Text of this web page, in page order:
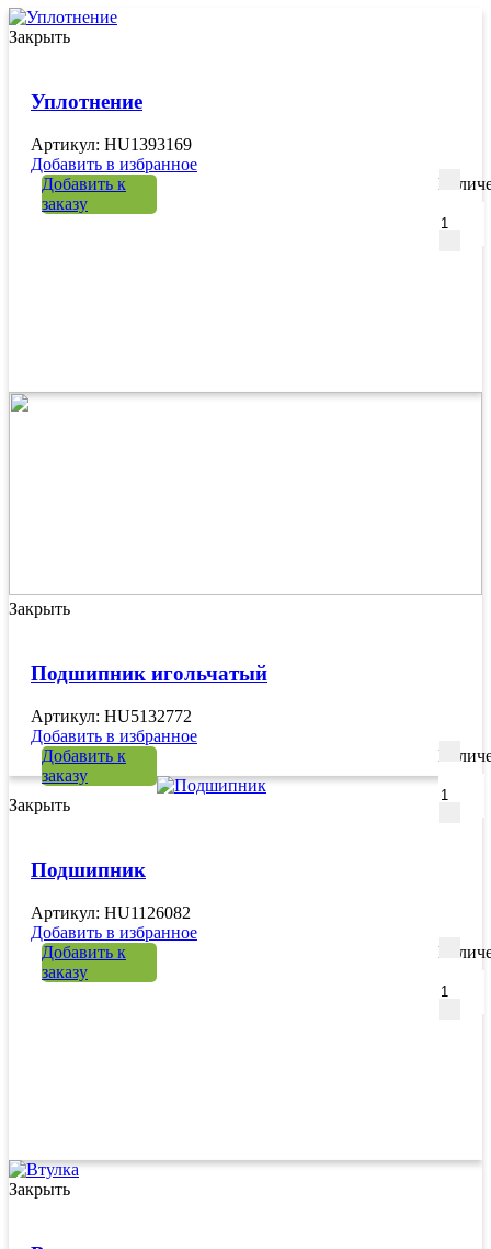
Закрыть
Уплотнение
Артикул: HU1393169
Добавить в избранное
Добавить к
заказу
Закрыть
Подшипник игольчатый
Артикул: HU5132772
Добавить в избранное
Добавить к
заказу
Закрыть
Подшипник
Артикул: HU1126082
Добавить в избранное
Добавить к
заказу
Закрыть